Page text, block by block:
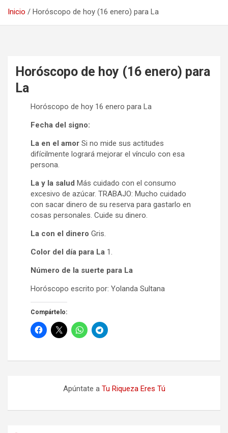
Inicio Horóscopo de hoy (16 enero) para La
Horóscopo de hoy (16 enero) para
La
Horóscopo de hoy 16 enero para La
Fecha del signo:
La en el amor Si no mide sus actitudes
difícilmente logrará mejorar el vínculo con esa
persona.
La y la salud Más cuidado con el consumo
excesivo de azúcar. TRABAJO: Mucho cuidado
con sacar dinero de su reserva para gastarlo en
cosas personales. Cuide su dinero.
La con el dinero Gris.
Color del día para La 1.
Número de la suerte para La
Horóscopo escrito por: Yolanda Sultana
Compártelo:
Apúntate a Tu Riqueza Eres Tú